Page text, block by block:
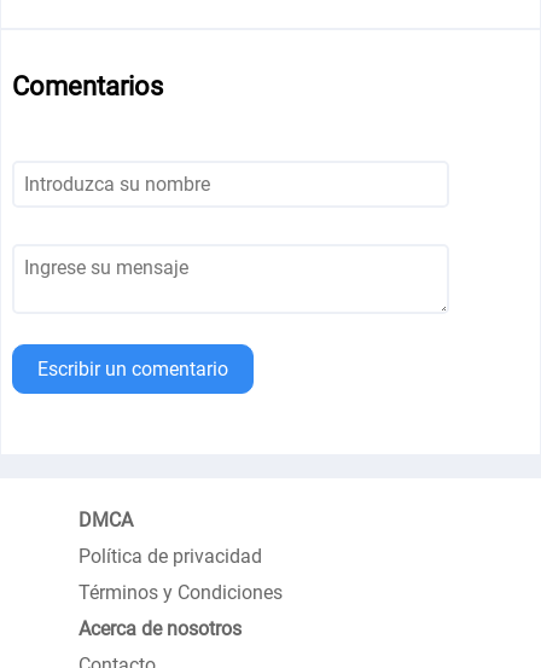
Comentarios
Escribir un comentario
DMCA
Política de privacidad
Términos y Condiciones
Acerca de nosotros